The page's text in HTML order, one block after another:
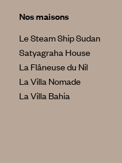
Nos maisons
Le Steam Ship Sudan
Satyagraha House
La Flâneuse du Nil
La Villa Nomade
La Villa Bahia